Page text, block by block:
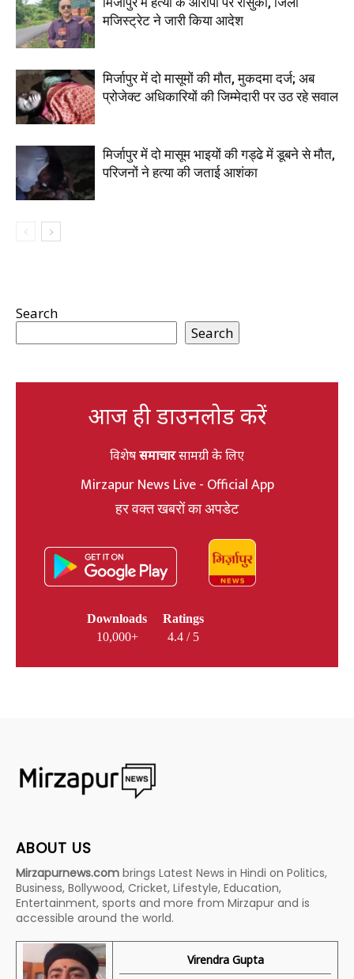
मजिस्ट्रेट ने जारी किया आदेश
मिर्जापुर में दो मासूमों की मौत, मुकदमा दर्ज; अब
प्रोजेक्ट अधिकारियों की जिम्मेदारी पर उठ रहे सवाल
मिर्जापुर में दो मासूम भाइयों की गड्ढे में डूबने से मौत,
परिजनों ने हत्या की जताई आशंका
Search
Search
आज ही डाउनलोड करें
विशेषसमाचारसामग्री के लिए
Mirzapur News Live - Official App
हर वक्त खबरों का अपडेट
Downloads
10,000+
Ratings
4.4 / 5
ABOUT US
Mirzapurnews.com brings Latest News in Hindi on Politics,
Business, Bollywood, Cricket, Lifestyle, Education,
Entertainment, sports and more from Mirzapur and is
accessible around the world.
Virendra Gupta